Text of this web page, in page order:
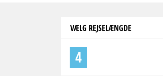
VÆLG REJSELÆNGDE
4